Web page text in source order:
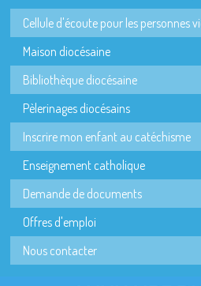
Cellule d'écoute pour les personnes
Maison diocésaine
Bibliothèque diocésaine
Pèlerinages diocésains
Inscrire mon enfant au catéchisme
Enseignement catholique
Demande de documents
Offres d'emploi
Nous contacter